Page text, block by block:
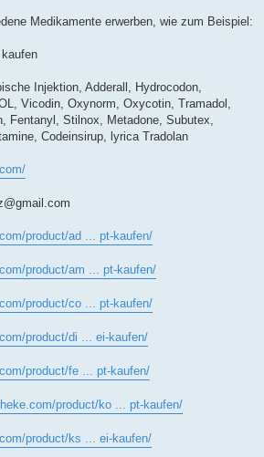
Medikamente erwerben, wie zum Beispiel:
Injektion, Adderall, Hydrocodon,
Vicodin, Oxynorm, Oxycotin, Tramadol,
Fentanyl, Stilnox, Metadone, Subutex,
Codeinsirup, lyrica Tradolan
product/ad ... pt-kaufen/
product/am ... pt-kaufen/
product/co ... pt-kaufen/
product/di ... ei-kaufen/
product/fe ... pt-kaufen/
product/ko ... pt-kaufen/
product/ks ... ei-kaufen/